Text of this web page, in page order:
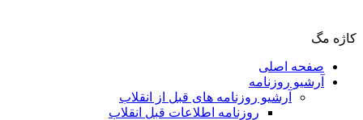
کاژه مگ
صفحه اصلی
آرشیو روزنامه
آرشیو روزنامه های قبل از انقلاب
روزنامه اطلاعات قبل انقلاب